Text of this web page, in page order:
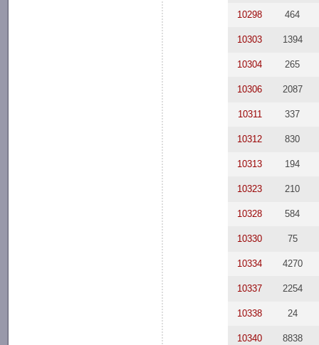
10298 464
10303 1394
10304 265
10306 2087
10311 337
10312 830
10313 194
10323 210
10328 584
10330 75
10334 4270
10337 2254
10338 24
10340 8838